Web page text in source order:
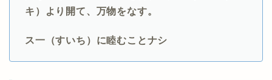
キ）より開て、万物をなす。
ス一（すいち）に睦むことナシ